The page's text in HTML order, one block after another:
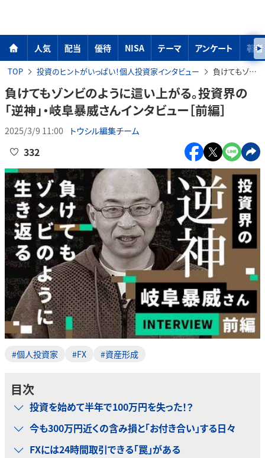
人気 配当 優待 NISA テーマ アンケート 著者
TOP 投資のヒントがいっぱい！個人投資家インタビュー 負けてもゾンビのように這い上がる。投資界の「逆神」・岐阜暴威さんインタビュー［前編］
負けてもゾンビのように這い上がる。投資界の
「逆神」・岐阜暴威さんインタビュー［前編］
2025/3/9 11:00 トウシル編集チーム
332
#個人投資家 #FX #資産形成
目次
投資を始めて半年で100万円を失った！？
今も300万円近くの含み損と「お付き合い」する日々
FXには24時間取引できる「罠」がある